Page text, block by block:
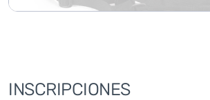
INSCRIPCIONES